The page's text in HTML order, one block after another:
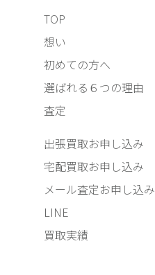
TOP
想い
初めての方へ
選ばれる６つの理由
査定
出張買取お申し込み
宅配買取お申し込み
メール査定お申し込み
LINE
買取実績